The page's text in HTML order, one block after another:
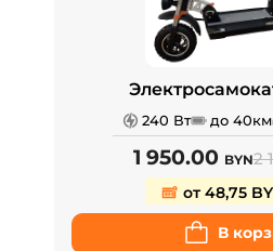
240 Вт до 40км
1 950.00 BYN2
от 48,75
В